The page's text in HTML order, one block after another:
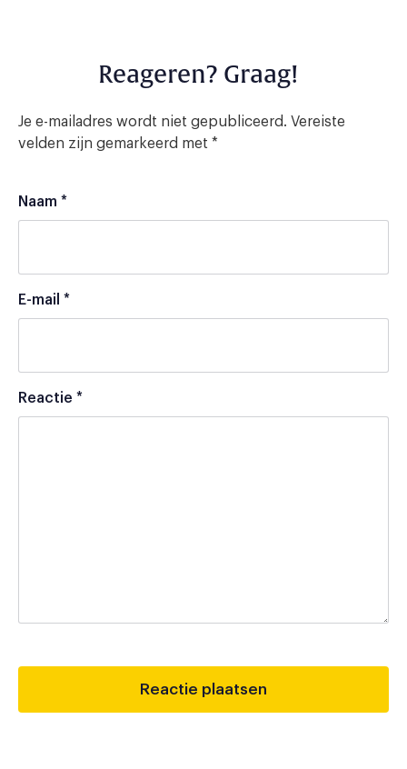
Reageren? Graag!
Je e-mailadres wordt niet gepubliceerd. Vereiste
velden zijn gemarkeerd met *
Naam *
E-mail *
Reactie *